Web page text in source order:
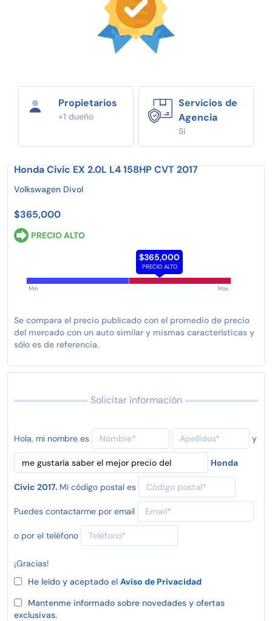
Propietarios
+1 dueño
Servicios de
Agencia
Si
Honda Civic EX 2.0L L4 158HP CVT 2017
Volkswagen Divol
$365,000
PRECIO ALTO
$365,000
PRECIO ALTO
Min Max
Se compara el precio publicado con el promedio de precio
del mercado con un auto similar y mismas características y
sólo es de referencia.
Solicitar información
Hola, mi nombre es y
Honda
Civic 2017. Mi código postal es
Puedes contactarme por email
o por el teléfono
¡Gracias!
He leído y aceptado el Aviso de Privacidad
Mantenme informado sobre novedades y ofertas
exclusivas.